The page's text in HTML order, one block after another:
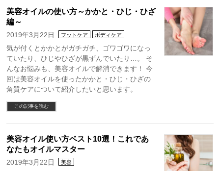
美容オイルの使い方～かかと・ひじ・ひざ
編～
2019年3月22日 フットケア ボディケア
気が付くとかかとがガチガチ、ゴワゴワになっ
ていたり、ひじやひざが黒ずんでいたり…。 そ
んなお悩みも、美容オイルで解消できます！ 今
回は美容オイルを使ったかかと・ひじ・ひざの
角質ケアについて紹介したいと思います。
この記事を読む
美容オイル使い方ベスト10選！これであ
なたもオイルマスター
2019年3月22日 美容